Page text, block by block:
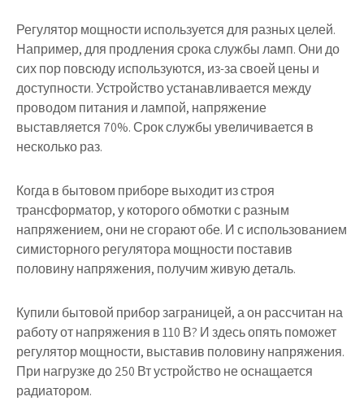
Регулятор мощности используется для разных целей.
Например, для продления срока службы ламп. Они до
сих пор повсюду используются, из-за своей цены и
доступности. Устройство устанавливается между
проводом питания и лампой, напряжение
выставляется 70%. Срок службы увеличивается в
несколько раз.
Когда в бытовом приборе выходит из строя
трансформатор, у которого обмотки с разным
напряжением, они не сгорают обе. И с использованием
симисторного регулятора мощности поставив
половину напряжения, получим живую деталь.
Купили бытовой прибор заграницей, а он рассчитан на
работу от напряжения в 110 В? И здесь опятьпоможет
регулятор мощности, выставив половину напряжения.
При нагрузке до 250 Вт устройство не оснащается
радиатором.